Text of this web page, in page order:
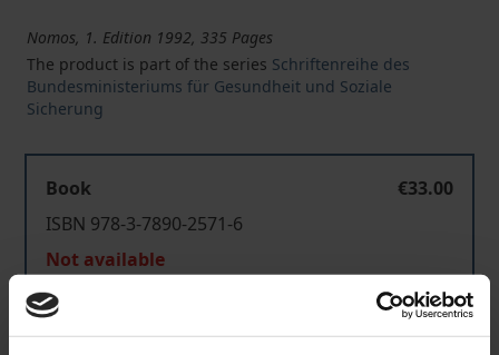
Nomos, 1. Edition 1992, 335 Pages
The product is part of the series Schriftenreihe des
Bundesministeriums für Gesundheit und Soziale
Sicherung
Book
€33.00
ISBN 978-3-7890-2571-6
Not available